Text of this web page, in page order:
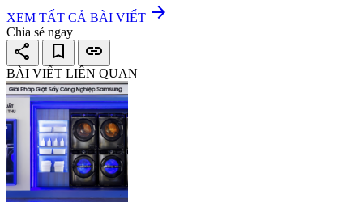
XEM TẤT CẢ BÀI VIẾT arrow_forward
Chia sẻ ngay
share bookmark link
BÀI VIẾT LIÊN QUAN